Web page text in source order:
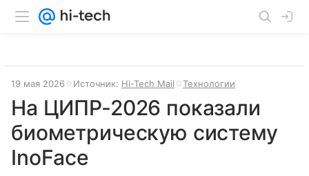
19 мая 2026 Источник: Hi-Tech Mail Технологии
На ЦИПР-2026 показали
биометрическую систему
InoFace